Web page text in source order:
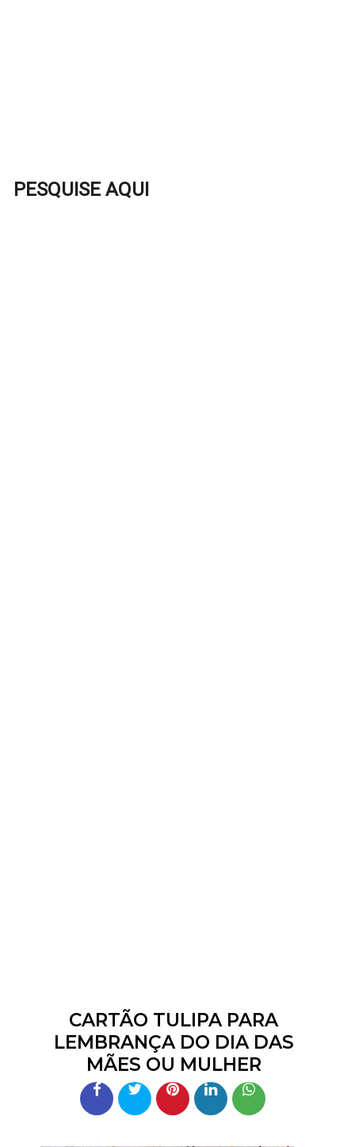
PESQUISE AQUI
CARTÃO TULIPA PARA
LEMBRANÇA DO DIA DAS
MÃES OU MULHER